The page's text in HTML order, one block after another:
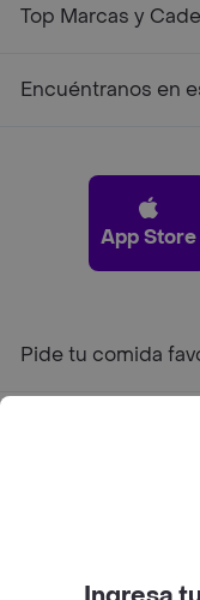
Top Marcas y
Encuéntranos en
App Store
Pide tu comida